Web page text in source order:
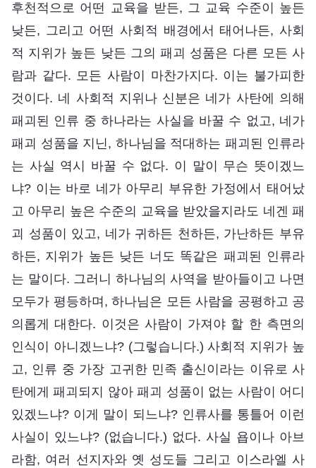
후천적으로 어떤 교육을 받든, 그 교육 수준이 높든
낮든, 그리고 어떤 사회적 배경에서 태어나든, 사회
적 지위가 높든 낮든 그의 패괴 성품은 다른 모든 사
람과 같다. 모든 사람이 마찬가지다. 이는 불가피한
것이다. 네 사회적 지위나 신분은 네가 사탄에 의해
패괴된 인류 중 하나라는 사실을 바꿀 수 없고, 네가
패괴 성품을 지닌, 하나님을 적대하는 패괴된 인류라
는 사실 역시 바꿀 수 없다. 이 말이 무슨 뜻이겠느
냐? 이는 바로 네가 아무리 부유한 가정에서 태어났
고 아무리 높은 수준의 교육을 받았을지라도 네겐 패
괴 성품이 있고, 네가 귀하든 천하든, 가난하든 부유
하든, 지위가 높든 낮든 너도 똑같은 패괴된 인류라
는 말이다. 그러니 하나님의 사역을 받아들이고 나면
모두가 평등하며, 하나님은 모든 사람을 공평하고 공
의롭게 대한다. 이것은 사람이 가져야 할 한 측면의
인식이 아니겠느냐? (그렇습니다.) 사회적 지위가 높
고, 인류 중 가장 고귀한 민족 출신이라는 이유로 사
탄에게 패괴되지 않아 패괴 성품이 없는 사람이 어디
있겠느냐? 이게 말이 되느냐? 인류사를 통틀어 이런
사실이 있느냐? (없습니다.) 없다. 사실 욥이나 아브
라함, 여러 선지자와 옛 성도들 그리고 이스라엘 사